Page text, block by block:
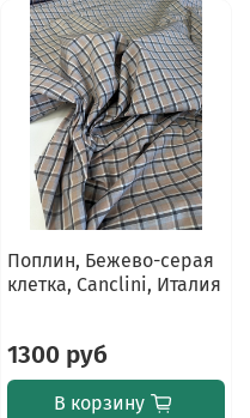
Поплин, Бежево-серая
клетка, Canclini, Италия
1300 руб
В корзину